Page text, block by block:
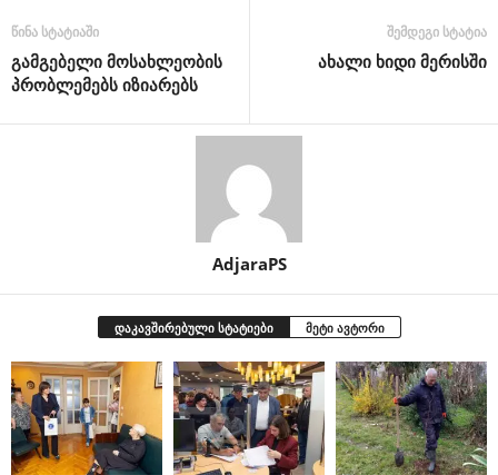
წინა სტატიაში
გამგებელი მოსახლეობის
პრობლემებს იზიარებს
შემდეგი სტატია
ახალი ხიდი მერისში
AdjaraPS
დაკავშირებული სტატიები მეტი ავტორი